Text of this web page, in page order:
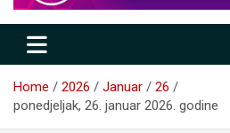
Home 2026 Januar
26
ponedjeljak, 26. januar 2026. godine